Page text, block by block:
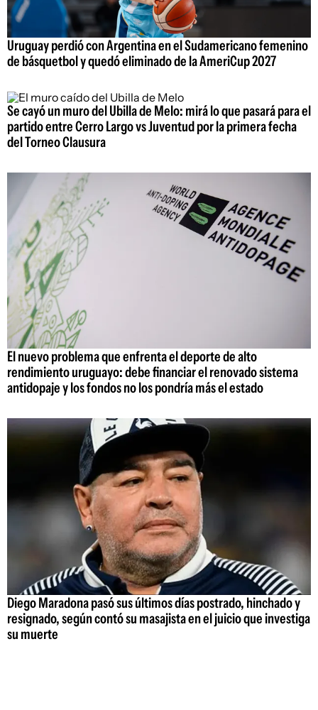
Uruguay perdió con Argentina en el Sudamericano femenino
de básquetbol y quedó eliminado de la AmeriCup 2027
Se cayó un muro del Ubilla de Melo: mirá lo que pasará para el
partido entre Cerro Largo vs Juventud por la primera fecha
del Torneo Clausura
El nuevo problema que enfrenta el deporte de alto
rendimiento uruguayo: debe financiar el renovado sistema
antidopaje y los fondos no los pondría más el estado
Diego Maradona pasó sus últimos días postrado, hinchado y
resignado, según contó su masajista en el juicio que investiga
su muerte